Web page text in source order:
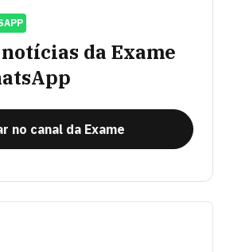
notícias da Exame
no canal da Exame